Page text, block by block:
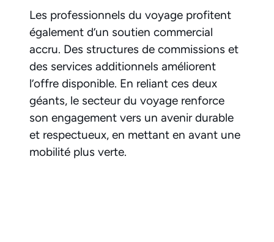
Les professionnels du voyage profitent
également d’un soutien commercial
accru. Des structures de commissions et
des services additionnels améliorent
l’offre disponible. En reliant ces deux
géants, le secteur du voyage renforce
son engagement vers un avenir durable
et respectueux, en mettant en avant une
mobilité plus verte.